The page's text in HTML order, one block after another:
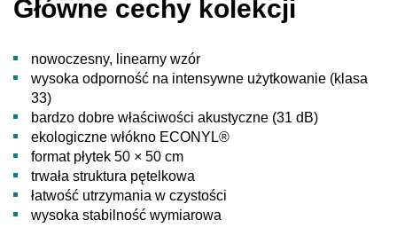
Główne cechy kolekcji
nowoczesny, linearny wzór
wysoka odporność na intensywne użytkowanie (klasa
33)
bardzo dobre właściwości akustyczne (31 dB)
ekologiczne włókno ECONYL®
format płytek 50 × 50 cm
trwała struktura pętelkowa
łatwość utrzymania w czystości
wysoka stabilność wymiarowa